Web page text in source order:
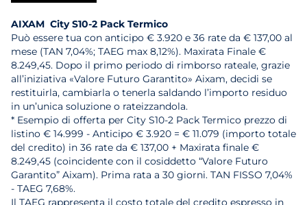
AIXAM City S10-2 Pack Termico
Può essere tua con anticipo € 3.920 e 36 rate da € 137,00 al
mese (TAN 7,04%; TAEG max 8,12%). Maxirata Finale €
8.249,45. Dopo il primo periodo di rimborso rateale, grazie
all’iniziativa «Valore Futuro Garantito» Aixam, decidi se
restituirla, cambiarla o tenerla saldando l’importo residuo
in un’unica soluzione o rateizzandola.
* Esempio di offerta per City S10-2 Pack Termico prezzo di
listino € 14.999 - Anticipo € 3.920 = € 11.079 (importo totale
del credito) in 36 rate da € 137,00 + Maxirata finale €
8.249,45 (coincidente con il cosiddetto “Valore Futuro
Garantito” Aixam). Prima rata a 30 giorni. TAN FISSO 7,04%
- TAEG 7,68%.
Il TAEG rappresenta il costo totale del credito espresso in